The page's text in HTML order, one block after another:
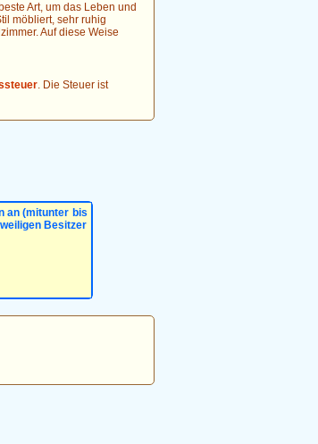
Art, um das Leben und
möbliert, sehr ruhig
Auf diese Weise
. Die Steuer ist
an (mitunter bis
Besitzer